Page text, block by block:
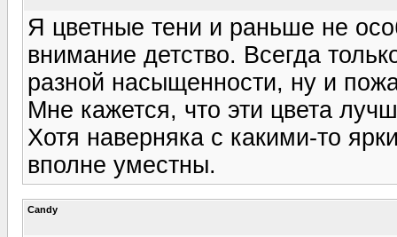
Я цветные тени и раньше не
внимание детство. Всегда
разной насыщенности, ну и
Мне кажется, что эти цвета
Хотя наверняка с какими-то
вполне уместны.
Candy